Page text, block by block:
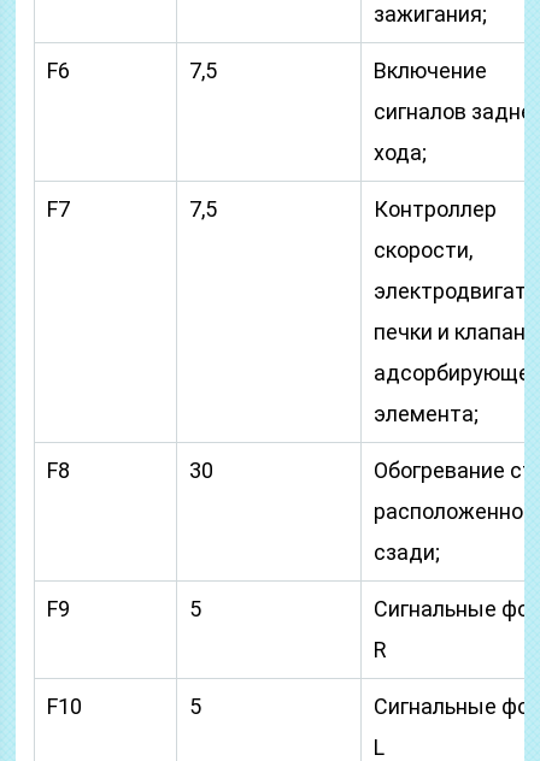
зажигания;
F6 7,5
Включение
сигналов
хода;
F7 7,5
Контроллер
скорости,
печки и клапан
элемента;
F8 30
Обогревание
сзади;
F9 5
Сигнальные
R
F10 5
Сигнальные
L